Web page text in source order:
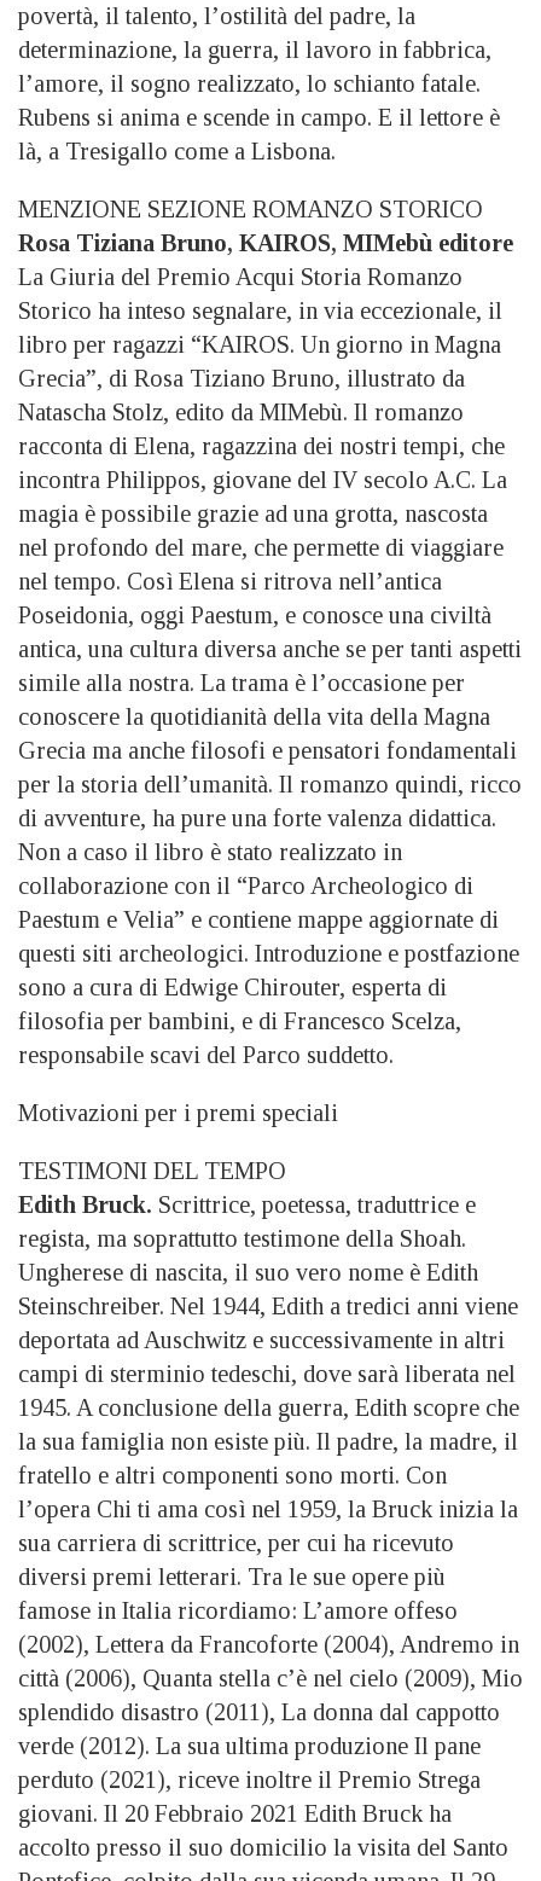
povertà, il talento, l’ostilità del padre, la
determinazione, la guerra, il lavoro in fabbrica,
l’amore, il sogno realizzato, lo schianto fatale.
Rubens si anima e scende in campo. E il lettore è
là, a Tresigallo come a Lisbona.
MENZIONE SEZIONE ROMANZO STORICO
Rosa Tiziana Bruno, KAIROS, MIMebù editore
La Giuria del Premio Acqui Storia Romanzo
Storico ha inteso segnalare, in via eccezionale, il
libro per ragazzi “KAIROS. Un giorno in Magna
Grecia”, di Rosa Tiziano Bruno, illustrato da
Natascha Stolz, edito da MIMebù. Il romanzo
racconta di Elena, ragazzina dei nostri tempi, che
incontra Philippos, giovane del IV secolo A.C. La
magia è possibile grazie ad una grotta, nascosta
nel profondo del mare, che permette di viaggiare
nel tempo. Così Elena si ritrova nell’antica
Poseidonia, oggi Paestum, e conosce una civiltà
antica, una cultura diversa anche se per tanti aspetti
simile alla nostra. La trama è l’occasione per
conoscere la quotidianità della vita della Magna
Grecia ma anche filosofi e pensatori fondamentali
per la storia dell’umanità. Il romanzo quindi, ricco
di avventure, ha pure una forte valenza didattica.
Non a caso il libro è stato realizzato in
collaborazione con il “Parco Archeologico di
Paestum e Velia” e contiene mappe aggiornate di
questi siti archeologici. Introduzione e postfazione
sono a cura di Edwige Chirouter, esperta di
filosofia per bambini, e di Francesco Scelza,
responsabile scavi del Parco suddetto.
Motivazioni per i premi speciali
TESTIMONI DEL TEMPO
Edith Bruck. Scrittrice, poetessa, traduttrice e
regista, ma soprattutto testimone della Shoah.
Ungherese di nascita, il suo vero nome è Edith
Steinschreiber. Nel 1944, Edith a tredici anni viene
deportata ad Auschwitz e successivamente in altri
campi di sterminio tedeschi, dove sarà liberata nel
1945. A conclusione della guerra, Edith scopre che
la sua famiglia non esiste più. Il padre, la madre, il
fratello e altri componenti sono morti. Con
l’opera Chi ti ama così nel 1959, la Bruck inizia la
sua carriera di scrittrice, per cui ha ricevuto
diversi premi letterari. Tra le sue opere più
famose in Italia ricordiamo: L’amore offeso
(2002), Lettera da Francoforte (2004), Andremo in
città (2006), Quanta stella c’è nel cielo (2009), Mio
splendido disastro (2011), La donna dal cappotto
verde (2012). La sua ultima produzione Il pane
perduto (2021), riceve inoltre il Premio Strega
giovani. Il 20 Febbraio 2021 Edith Bruck ha
accolto presso il suo domicilio la visita del Santo